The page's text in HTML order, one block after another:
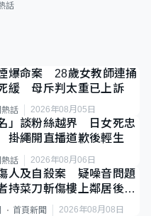
話
爆命案 28歲女教師連捅
緩 母斥判太重已上訴
話 2026年08月05日
」談粉絲越界 日女死忠
繩開直播道歉後輕生
話 2026年08月06日
人及自殺案 疑噪音問題
菜刀斬傷樓上鄰居後墮
首頁新聞 2026年08月08日